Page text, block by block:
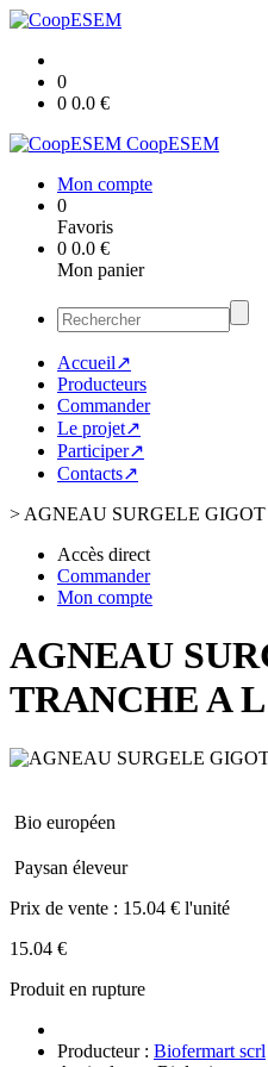
0
0 0.0 €
CoopESEM
Mon compte
0
Favoris
0 0.0 €
Mon panier
Accueil↗
Producteurs
Commander
Le projet↗
Participer↗
Contacts↗
> AGNEAU SURGELE
Accès direct
Commander
Mon compte
AGNEAU
TRANCHE A
Bio européen
Paysan éleveur
Prix de vente : 15.04 € l'unité
15.04 €
Produit en rupture
Producteur : Biofermart scrl